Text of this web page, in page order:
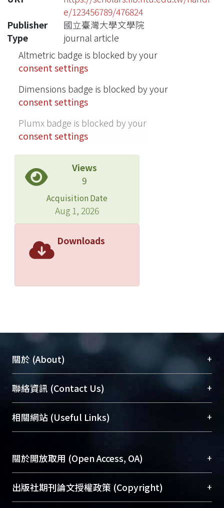
e/123456789/476824
Publisher
國立臺灣大學文學院
Type
journal article
Altmetric badge is blocked by your
consent settings
Dimensions badge is blocked by your
consent settings
Plumx badge is blocked by your
consent settings
Views
9
Acquisition Date
Aug 1, 2026
Downloads
關於 (About) +
臺大位居世界頂尖大學之列，為永久珍藏及向國際
展現本校豐碩的研究成果及學術能量，圖書館整合
機構典藏（NTUR）與學術庫（AH）不同功能平
台，成為臺大學術典藏NTU scholars。期能整合研
成果。
To permanently archive and promote researcher
profiles and scholarly works, Library integrates the
services of “NTU Repository” with “Academic
聯絡資訊 (Contact Us) +
總館學科館員(Main Library)
醫學圖書館學科館員(Medical Library)
Sciences Library)
相關網站 (Useful Links) +
關於開放取用 (Open Access, OA) +
開放取用是從使用者角度提升資訊取用性的社會運
動，應用在學術研究上是透過將研究著作公開供使
出版社期刊論文授權政策 (Copyright) +